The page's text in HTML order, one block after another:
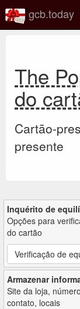
gcb.today
The
do
Cartão-
presente
Inquérito de
Opções para
do cartão
Verificação de
Armazenar
Site da loja,
contato, locais